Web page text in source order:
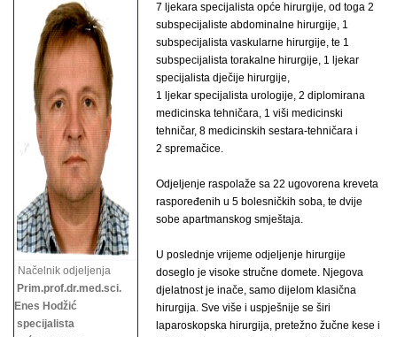
Načelnik odjeljenja
Prim.prof.dr.med.sci.
Enes Hodžić
specijalista
7 ljekara specijalista opće hirurgije, od toga 2
subspecijaliste abdominalne hirurgije, 1
subspecijalista vaskularne hirurgije, te 1
subspecijalista torakalne hirurgije, 1 ljekar
specijalista dječije hirurgije,
1 ljekar specijalista urologije, 2 diplomirana
medicinska tehničara, 1 viši medicinski
tehničar, 8 medicinskih sestara-tehničara i
2 spremačice.
Odjeljenje raspolaže sa 22 ugovorena kreveta
raspoređenih u 5 bolesničkih soba, te dvije
sobe apartmanskog smještaja.
U poslednje vrijeme odjeljenje hirurgije
doseglo je visoke stručne domete. Njegova
djelatnost je inače, samo dijelom klasična
hirurgija. Sve više i uspješnije se širi
laparoskopska hirurgija, pretežno žučne kese i